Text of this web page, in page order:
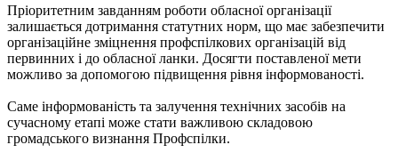
Пріоритетним завданням роботи обласної організації
залишається дотримання статутних норм, що має забезпечити
організаційне зміцнення профспілкових організацій від
первинних і до обласної ланки. Досягти поставленої мети
можливо за допомогою підвищення рівня інформованості.
Саме інформованість та залучення технічних засобів на
сучасному етапі може стати важливою складовою
громадського визнання Профспілки.